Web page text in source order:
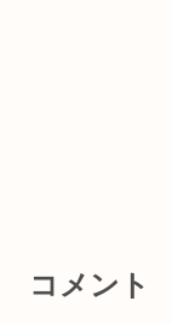
コメント